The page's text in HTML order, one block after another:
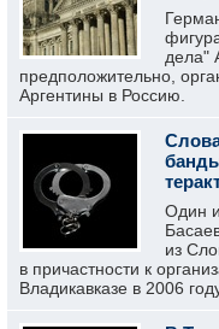
дела"
предположительно,
Аргентины в Россию.
Один
из
в причастности к
Владикавказе в 2006